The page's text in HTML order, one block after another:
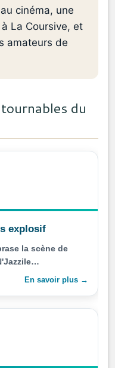
cinéma, une
La Coursive, et
amateurs de
du
explosif
la scène de
En savoir plus →